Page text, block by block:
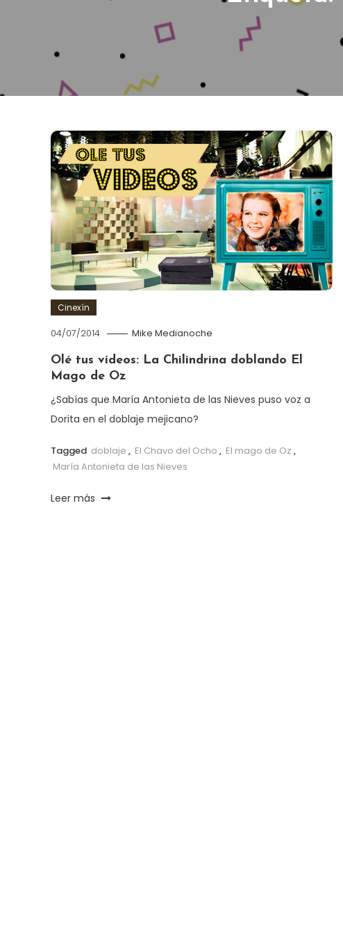
Cinexín
04/07/2014 Mike Medianoche
Olé tus vídeos: La Chilindrina doblando El
Mago de Oz
¿Sabías que María Antonieta de las Nieves puso voz a
Dorita en el doblaje mejicano?
Tagged doblaje , El Chavo del Ocho , El mago de Oz ,
María Antonieta de las Nieves
Leer más